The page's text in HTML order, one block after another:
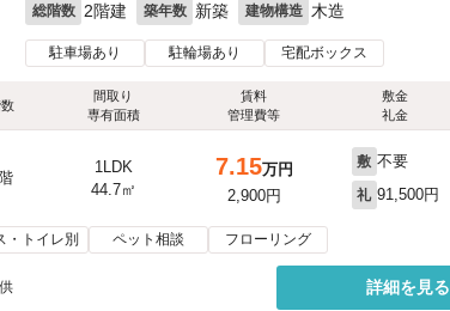
総階数 2階建 築年数 新築 建物構造 木造
駐車場あり 駐輪場あり 宅配ボックス
間取り
専有面積
賃料
管理費等
敷金
礼金
1LDK
44.7㎡
7.15万円
2,900円
敷 不要
礼 91,500円
・トイレ別 ペット相談 フローリング
詳細を見る